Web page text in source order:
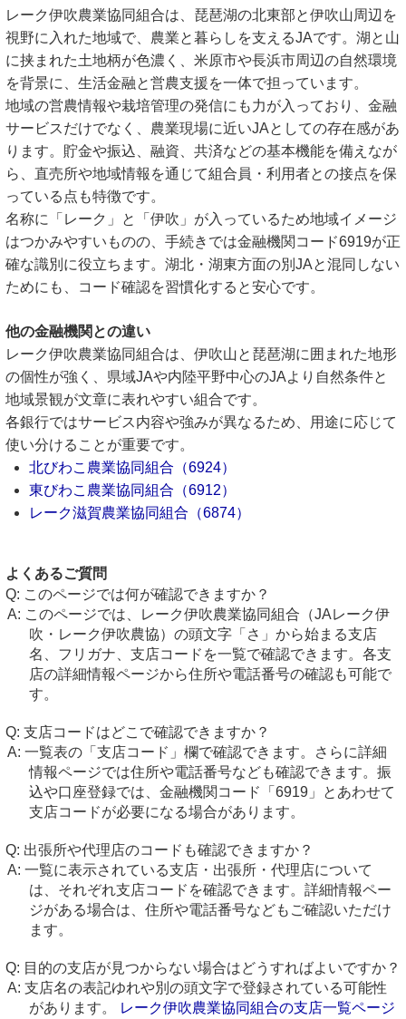
レーク伊吹農業協同組合は、琵琶湖の北東部と伊吹山周辺を
視野に入れた地域で、農業と暮らしを支えるJAです。湖と山
に挟まれた土地柄が色濃く、米原市や長浜市周辺の自然環境
を背景に、生活金融と営農支援を一体で担っています。
地域の営農情報や栽培管理の発信にも力が入っており、金融
サービスだけでなく、農業現場に近いJAとしての存在感があ
ります。貯金や振込、融資、共済などの基本機能を備えなが
ら、直売所や地域情報を通じて組合員・利用者との接点を保
っている点も特徴です。
名称に「レーク」と「伊吹」が入っているため地域イメージ
はつかみやすいものの、手続きでは金融機関コード6919が正
確な識別に役立ちます。湖北・湖東方面の別JAと混同しない
ためにも、コード確認を習慣化すると安心です。
他の金融機関との違い
レーク伊吹農業協同組合は、伊吹山と琵琶湖に囲まれた地形
の個性が強く、県域JAや内陸平野中心のJAより自然条件と
地域景観が文章に表れやすい組合です。
各銀行ではサービス内容や強みが異なるため、用途に応じて
使い分けることが重要です。
北びわこ農業協同組合（6924）
東びわこ農業協同組合（6912）
レーク滋賀農業協同組合（6874）
よくあるご質問
このページでは何が確認できますか？
このページでは、レーク伊吹農業協同組合（JAレーク伊
吹・レーク伊吹農協）の頭文字「さ」から始まる支店
名、フリガナ、支店コードを一覧で確認できます。各支
店の詳細情報ページから住所や電話番号の確認も可能で
す。
支店コードはどこで確認できますか？
一覧表の「支店コード」欄で確認できます。さらに詳細
情報ページでは住所や電話番号なども確認できます。振
込や口座登録では、金融機関コード「6919」とあわせて
支店コードが必要になる場合があります。
出張所や代理店のコードも確認できますか？
一覧に表示されている支店・出張所・代理店について
は、それぞれ支店コードを確認できます。詳細情報ペー
ジがある場合は、住所や電話番号などもご確認いただけ
ます。
目的の支店が見つからない場合はどうすればよいですか？
支店名の表記ゆれや別の頭文字で登録されている可能性
があります。
レーク伊吹農業協同組合の支店一覧ページ